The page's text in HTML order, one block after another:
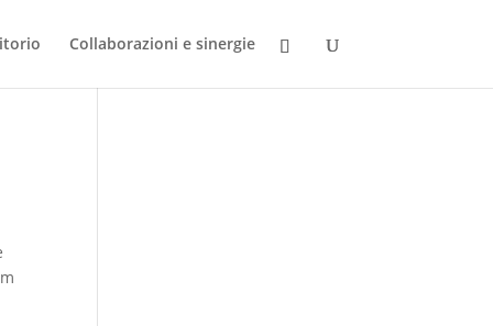
Collaborazioni e sinergie